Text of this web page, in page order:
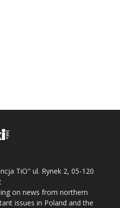
TiO" ul. Rynek 2, 05-120
on news from northern
issues in Poland and the